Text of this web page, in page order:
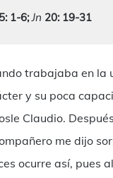
1-6; Jn 20: 19-31
trabajaba en la
y su poca
Claudio.
me dijo
ocurre así, pues